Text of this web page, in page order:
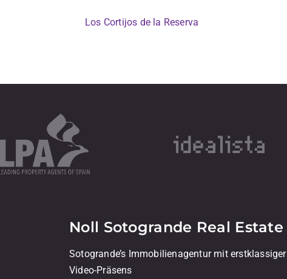
Los Cortijos de la Reserva
Noll Sotogrande Real Estate
Sotogrande’s Immobilienagentur mit erstklassiger
Video-Präsens